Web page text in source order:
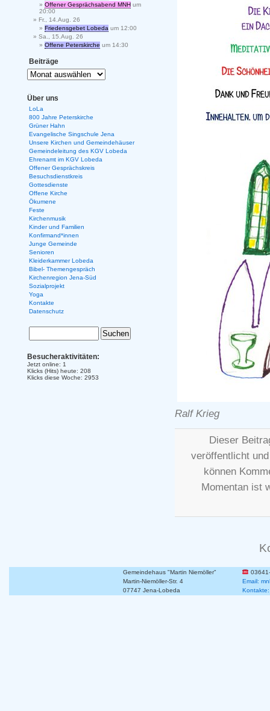
Ralf Krieg
Dieser
veröffentlicht
können
Momentan ist
Offener Gesprächsabend MNH um
20:00
Fr., 14.Aug. 26
Friedensgebet Lobeda um 12:00
Sa., 15.Aug. 26
Offene Peterskirche um 14:30
Beiträge
Über uns
LoLa
800 Jahre Peterskirche
Grüner Hahn
Evangelische Singschule Jena
Unsere Kirchen und Gemeindehäuser
Gemeindeleitung des KGV Lobeda
Ehrenamt im KGV Lobeda
Offener Gesprächskreis
Besuchsdienstkreis
Gottesdienste
Offene Kirche
Ökumene
Feste
Kirchenmusik
Kinder und Familien
Konfirmand*innen
Junge Gemeinde
Senioren
Kleiderkammer Lobeda
Bibel- Themengespräch
Kirchenregion Jena-Süd
Sozialprojekt
Yoga
Kontakte
Datenschutz
Besucheraktivitäten:
Jetzt online: 1
Klicks (Hits) heute: 208
Klicks diese Woche: 2953
Gemeindehaus "Martin Niemöller"
Martin-Niemöller-Str. 4
Email:
07747 Jena-Lobeda